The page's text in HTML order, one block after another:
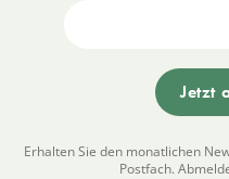
Erhalten Sie den monatlichen
Postfach.